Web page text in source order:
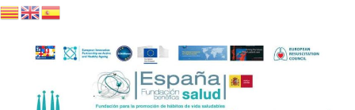
Saltar
contenido